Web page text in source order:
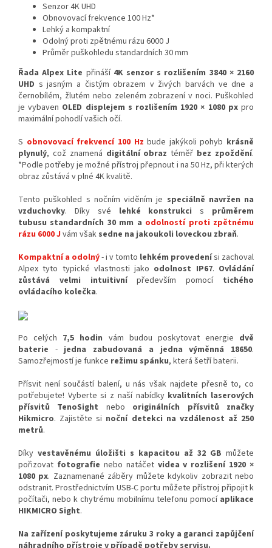
Senzor 4K UHD
Obnovovací frekvence 100 Hz*
Lehký a kompaktní
Odolný proti zpětnému rázu 6000 J
Průměr puškohledu standardních 30 mm
Řada Alpex Lite přináší4K senzor s rozlišením 3840 × 2160
UHD s jasným a čistým obrazem v živých barvách ve dne a
černobílém, žlutém nebo zeleném zobrazení v noci. Puškohled
je vybaven OLED displejem s rozlišením 1920 × 1080 pxpro
maximální pohodlí vašich očí.
S obnovovací frekvencí 100 Hz bude jakýkoli pohyb krásně
plynulý, což znamená digitální obraz téměř bez zpoždění.
*Podle potřeby je možné přístroj přepnout i na 50 Hz, při kterých
obraz zůstává v plné 4K kvalitě.
Tento puškohled s nočním viděním je speciálně navržen na
vzduchovky. Díky své lehké konstrukci s průměrem
tubusu standardních 30 mm a odolností proti zpětnému
rázu 6000 J vám však sedne na jakoukoli loveckou zbraň.
Kompaktní a odolný- i v tomto lehkém provedenísi zachoval
Alpex tyto typické vlastnosti jako odolnost IP67. Ovládání
zůstává velmi intuitivnípředevším pomocí tichého
ovládacího kolečka.
Po celých 7,5 hodin vám budou poskytovat energie dvě
baterie -jedna zabudovaná a jedna výměnná 18650.
Samozřejmostí je funkce režimu spánku, která šetří baterii.
Přísvit není součástí balení, u nás však najdete přesně to, co
potřebujete! Vyberte si z naší nabídky kvalitních laserových
přísvitů TenoSight nebo originálních přísvitů značky
Hikmicro. Zajistěte si noční detekci na vzdálenost až 250
metrů.
Díky vestavěnému úložišti s kapacitou až 32 GB můžete
pořizovat fotografie nebo natáčet videa v rozlišení 1920 ×
1080 px. Zaznamenané záběry můžete kdykoliv zobrazit nebo
odstranit. Prostřednictvím USB-C portu můžete přístroj připojit k
počítači, nebo k chytrému mobilnímu telefonu pomocí aplikace
HIKMICRO Sight.
Na zařízení poskytujeme záruku 3 roky a garanci zapůjčení